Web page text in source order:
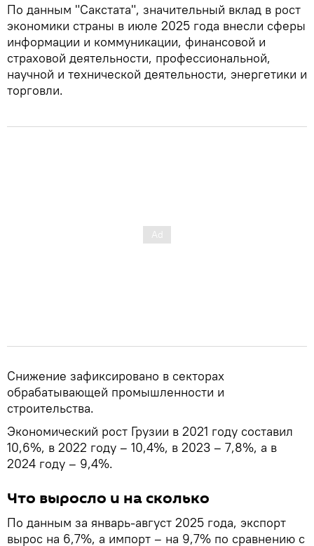
По данным "Сакстата", значительный вклад в рост
экономики страны в июле 2025 года внесли сферы
информации и коммуникации, финансовой и
страховой деятельности, профессиональной,
научной и технической деятельности, энергетики и
торговли.
Снижение зафиксировано в секторах
обрабатывающей промышленности и
строительства.
Экономический рост Грузии в 2021 году составил
10,6%, в 2022 году – 10,4%, в 2023 – 7,8%, а в
2024 году – 9,4%.
Что выросло и на сколько
По данным за январь-август 2025 года, экспорт
вырос на 6,7%, а импорт – на 9,7% по сравнению с